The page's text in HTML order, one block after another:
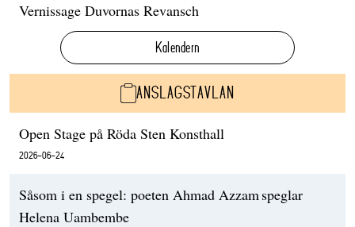
Vernissage Duvornas Revansch
Kalendern
ANSLAGSTAVLAN
Open Stage på Röda Sten Konsthall
2026-06-24
Såsom i en spegel: poeten Ahmad Azzam speglar
Helena Uambembe